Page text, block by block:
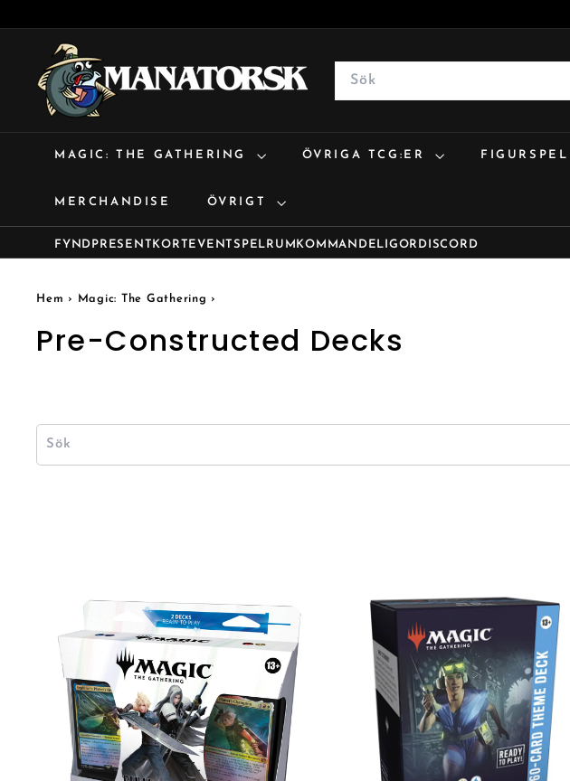
M
a
n
a
Search
MAGIC: THE GATHERING ÖVRIGA TCG:ER FIGURSPEL
MERCHANDISE ÖVRIGT
FYND PRESENTKORT EVENTSPELRUM KOMMANDE LIGOR DISCORD
Hem › Magic: The Gathering ›
Pre-Constructed Decks